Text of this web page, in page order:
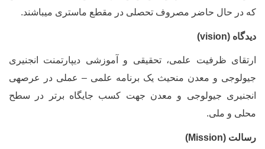
در حال حاضر مصروف تحصلی در مقطع ماستری می­باشند.
(vision)
ظرفیت علمی، تحقیقی و آموزشی دیپارتمنت انجنیری
و معدن منحیث یک برنامه علمی – عملی در عرصه­ی
جیولوجی و معدن جهت کسب جایگاه برتر در سطح
و ملی.
(
Mission
)